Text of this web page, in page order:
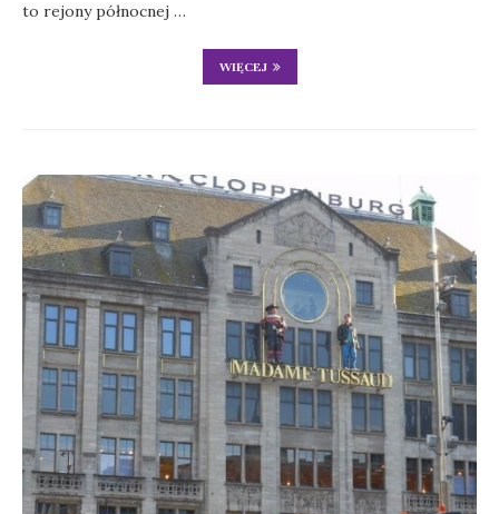
to rejony północnej …
WIĘCEJ